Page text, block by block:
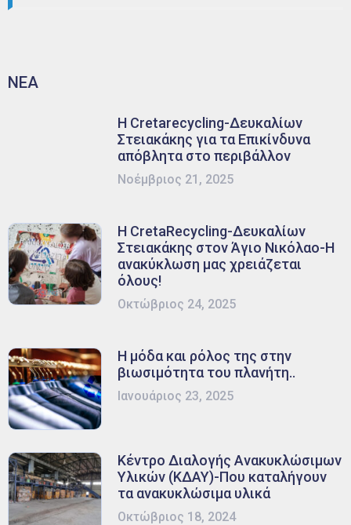
ΝΕΑ
Η Cretarecycling-Δευκαλίων
Στειακάκης για τα Επικίνδυνα
απόβλητα στο περιβάλλον
Νοέμβριος 21, 2025
Η CretaRecycling-Δευκαλίων
Στειακάκης στον Άγιο Νικόλαο-Η
ανακύκλωση μας χρειάζεται
όλους!
Οκτώβριος 24, 2025
Η μόδα και ρόλος της στην
βιωσιμότητα του πλανήτη..
Ιανουάριος 23, 2025
Κέντρο Διαλογής Ανακυκλώσιμων
Υλικών (ΚΔΑΥ)-Που καταλήγουν
τα ανακυκλώσιμα υλικά
Οκτώβριος 18, 2024